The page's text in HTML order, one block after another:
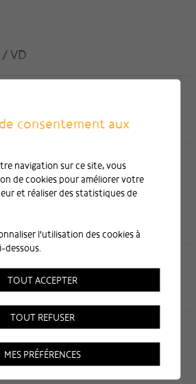
VD
SA
1
consentement aux
navigation sur ce site, vous
de cookies pour améliorer votre
et réaliser des statistiques de
l'utilisation des cookies à
TOUT ACCEPTER
TOUT REFUSER
MES PRÉFÉRENCES